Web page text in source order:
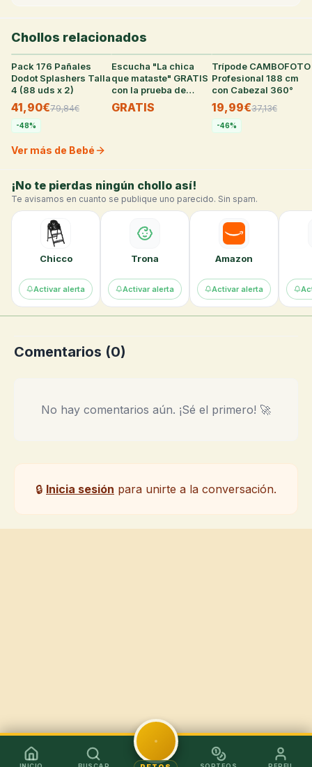
Chollos relacionados
33
Pack 176 Pañales
Dodot Splashers Talla
4 (88 uds x 2)
41,90€79,84€
-48%
38
Escucha "La chica
que mataste" GRATIS
con la prueba de
Audible
GRATIS
36°
Trípode CAMBOFOTO
Profesional 188 cm
con Cabezal 360°
19,99€37,13€
-46%
Ver más de Bebé
¡No te pierdas ningún chollo así!
Te avisamos en cuanto se publique uno parecido. Sin spam.
Chicco
Activar alerta
Trona
Activar alerta
Amazon
Activar alerta
Comentarios (0)
No hay comentarios aún. ¡Sé el primero! 🚀
🔒 Inicia sesión para unirte a la conversación.